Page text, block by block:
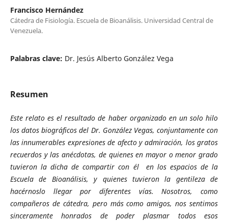
Francisco Hernández
Cátedra de Fisiología. Escuela de Bioanálisis. Universidad Central de
Venezuela.
Palabras clave: Dr. Jesús Alberto González Vega
Resumen
Este relato es el resultado de haber organizado en un solo hilo
los datos biográficos del Dr. González Vegas, conjuntamente con
las innumerables expresiones de afecto y admiración, los gratos
recuerdos y las anécdotas, de quienes en mayor o menor grado
tuvieron la dicha de compartir con él en los espacios de la
Escuela de Bioanálisis, y quienes tuvieron la gentileza de
hacérnoslo llegar por diferentes vías. Nosotros, como
compañeros de cátedra, pero más como amigos, nos sentimos
sinceramente honrados de poder plasmar todos esos